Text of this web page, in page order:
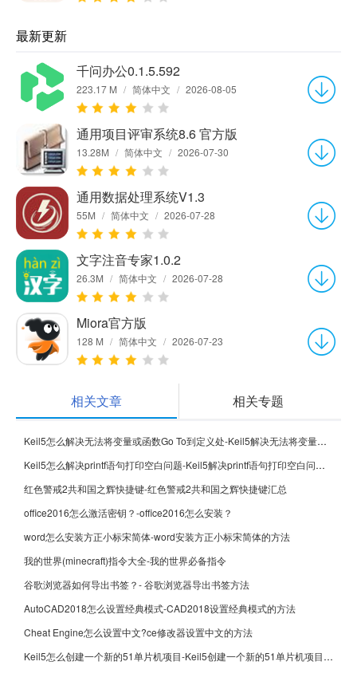
最新更新
千问办公0.1.5.592
223.17 M / 简体中文 / 2026-08-05
通用项目评审系统8.6 官方版
13.28M / 简体中文 / 2026-07-30
通用数据处理系统V1.3
55M / 简体中文 / 2026-07-28
文字注音专家1.0.2
26.3M / 简体中文 / 2026-07-28
Miora官方版
128 M / 简体中文 / 2026-07-23
相关文章 相关专题
Keil5怎么解决无法将变量或函数Go To到定义处-Keil5解决无法将变量或函数Go To到定义处的方法
Keil5怎么解决printf语句打印空白问题-Keil5解决printf语句打印空白问题的方法
红色警戒2共和国之辉快捷键-红色警戒2共和国之辉快捷键汇总
office2016怎么激活密钥？-office2016怎么安装？
word怎么安装方正小标宋简体-word安装方正小标宋简体的方法
我的世界(minecraft)指令大全-我的世界必备指令
谷歌浏览器如何导出书签？- 谷歌浏览器导出书签方法
AutoCAD2018怎么设置经典模式-CAD2018设置经典模式的方法
Cheat Engine怎么设置中文?ce修改器设置中文的方法
Keil5怎么创建一个新的51单片机项目-Keil5创建一个新的51单片机项目的方法